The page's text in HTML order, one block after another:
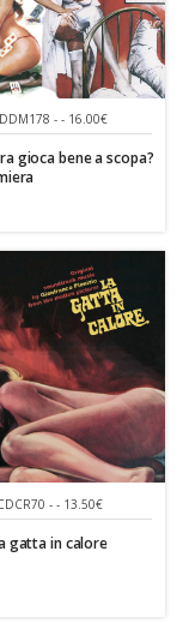
- - 16.00€
gioca bene a scopa?
- - 13.50€
gatta in calore